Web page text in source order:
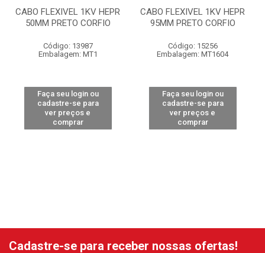
CABO FLEXIVEL 1KV HEPR
50MM PRETO CORFIO
Código: 13987
Embalagem: MT1
Faça seu login ou
cadastre-se para
ver preços e
comprar
CABO FLEXIVEL 1KV HEPR
95MM PRETO CORFIO
Código: 15256
Embalagem: MT1604
Faça seu login ou
cadastre-se para
ver preços e
comprar
Cadastre-se para receber nossas ofertas!